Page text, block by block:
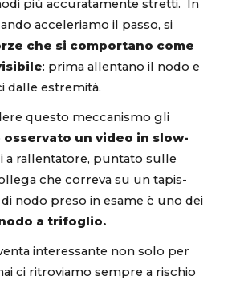
più accuratamente stretti. In
acceleriamo il passo, si
che si comportano come
: prima allentano il nodo e
dalle estremità.
questo meccanismo gli
osservato un video in slow-
a rallentatore, puntato sulle
che correva su un tapis-
nodo preso in esame è uno dei
a trifoglio.
interessante non solo per
ci ritroviamo sempre a rischio